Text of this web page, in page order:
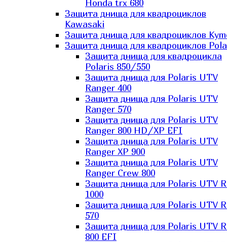
Honda trx 680
Защита днища для квадроциклов
Kawasaki
Защита днища для квадроциклов
Защита днища для квадроциклов
Защита днища для квадроцикла
Polaris 850/550
Защита днища для Polaris UTV
Ranger 400
Защита днища для Polaris UTV
Ranger 570
Защита днища для Polaris UTV
Ranger 800 HD/XP EFI
Защита днища для Polaris UTV
Ranger XP 900
Защита днища для Polaris UTV
Ranger Сrew 800
Защита днища для Polaris UTV
1000
Защита днища для Polaris UTV
570
Защита днища для Polaris UTV
800 EFI